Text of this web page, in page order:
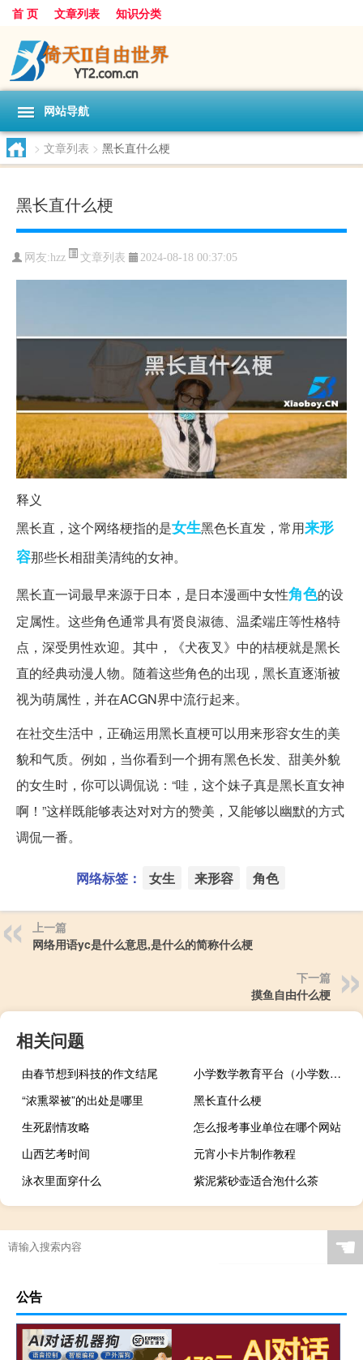
首 页 文章列表 知识分类
网站导航
> 文章列表 > 黑长直什么梗
黑长直什么梗
网友:hzz 文章列表 2024-08-18 00:37:05
释义
黑长直，这个网络梗指的是女生黑色长直发，常用来形
容那些长相甜美清纯的女神。
黑长直一词最早来源于日本，是日本漫画中女性角色的设
定属性。这些角色通常具有贤良淑德、温柔端庄等性格特
点，深受男性欢迎。其中，《犬夜叉》中的桔梗就是黑长
直的经典动漫人物。随着这些角色的出现，黑长直逐渐被
视为萌属性，并在ACGN界中流行起来。
在社交生活中，正确运用黑长直梗可以用来形容女生的美
貌和气质。例如，当你看到一个拥有黑色长发、甜美外貌
的女生时，你可以调侃说：“哇，这个妹子真是黑长直女神
啊！”这样既能够表达对对方的赞美，又能够以幽默的方式
调侃一番。
网络标签： 女生 来形容 角色
上一篇
网络用语yc是什么意思,是什么的简称什么梗
下一篇
摸鱼自由什么梗
相关问题
由春节想到科技的作文结尾
小学数学教育平台（小学数学学习网）
“浓熏翠被”的出处是哪里
黑长直什么梗
生死剧情攻略
怎么报考事业单位在哪个网站
山西艺考时间
元宵小卡片制作教程
泳衣里面穿什么
紫泥紫砂壶适合泡什么茶
☚
公告